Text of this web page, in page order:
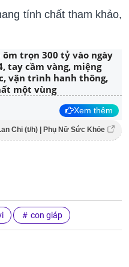
tính chất tham khảo,
ôm trọn 300 tỷ vào ngày
tay cầm vàng, miệng
vận trình hanh thông,
một vùng
Xem thêm
Chi (t/h) | Phụ Nữ Sức Khỏe
con giáp